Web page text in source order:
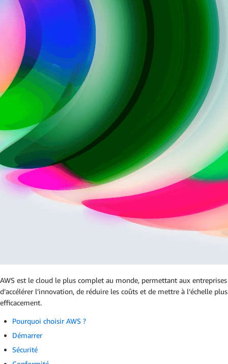
AWS est le cloud le plus complet au monde, permettant aux entreprises
d’accélérer l’innovation, de réduire les coûts et de mettre à l’échelle plus
efficacement.
Pourquoi choisir AWS ?
Démarrer
Sécurité